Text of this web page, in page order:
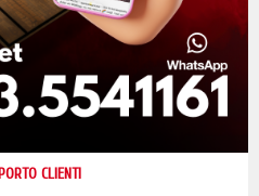
CLIENTI